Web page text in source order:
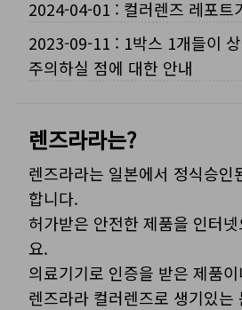
2024-04-01 : 컬러렌즈 레포트
2023-09-11 : 1박스 1개들이
주의하실 점에 대한 안내
렌즈라라는?
렌즈라라는 일본에서 정식승인
합니다.
허가받은 안전한 제품을 인터
요.
의료기기로 인증을 받은 제품
렌즈라라 컬러렌즈로 생기있는